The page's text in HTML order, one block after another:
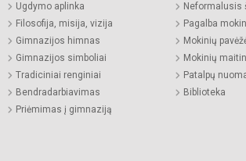
Ugdymo aplinka
Filosofija, misija, vizija
Gimnazijos himnas
Gimnazijos simboliai
Tradiciniai renginiai
Bendradarbiavimas
Priėmimas į gimnaziją
Neformalusis
Pagalba
Mokinių
Mokinių
Patalpų
Biblioteka